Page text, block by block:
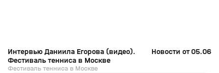
Интервью Даниила Егорова (видео).
Фестиваль тенниса в Москве
Фестиваль тенниса в Москве
Новости от